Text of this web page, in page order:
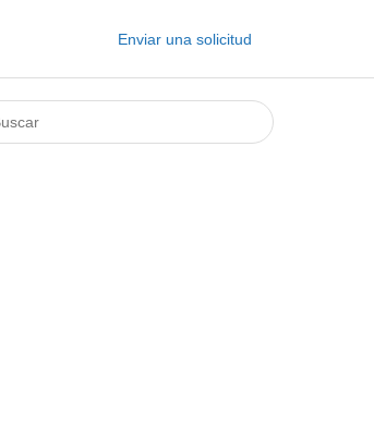
Enviar una solicitud